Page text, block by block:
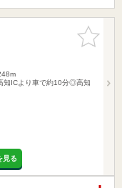
お気に入
りに追加
ICより車で約10分◎高知
見る